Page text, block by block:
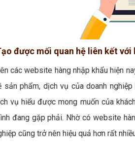
được mối quan hệ liên kết với
các website hàng nhập khẩu hiện
sản phẩm, dịch vụ của doanh
vụ hiểu được mong muốn của
đang gặp phải. Nhờ có website
cũng trở nên hiệu quả hơn rất